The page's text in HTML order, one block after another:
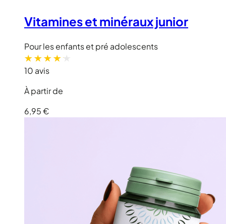
Vitamines et minéraux junior
Pour les enfants et pré adolescents
10 avis
À partir de
6,95 €